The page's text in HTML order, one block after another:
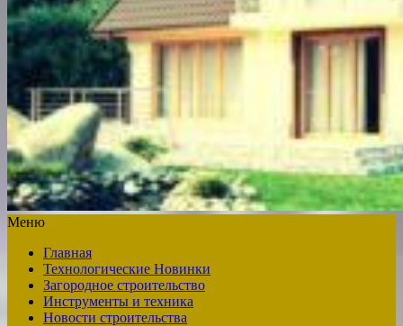
Меню
Главная
Технологические Новинки
Загородное строительство
Инструменты и техника
Новости строительства